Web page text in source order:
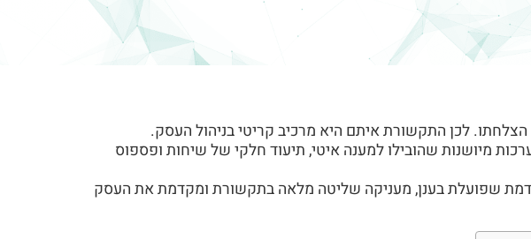
לכן התקשורת איתם היא מרכיב קריטי בניהול העסק.
מיושנות שהובילו למענה איטי, תיעוד חלקי של שיחות ופספוס
שפועלת בענן, מעניקה שליטה מלאה בתקשורת ומקדמת את העסק